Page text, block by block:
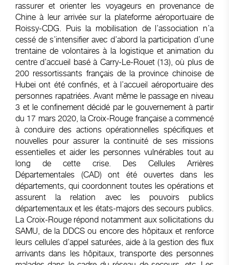
rassurer et orienter les voyageurs en provenance de
Chine à leur arrivée sur la plateforme aéroportuaire de
Roissy-CDG. Puis la mobilisation de l’association n’a
cessé de s’intensifier avec d’abord la participation d’une
trentaine de volontaires à la logistique et animation du
centre d’accueil basé à Carry-Le-Rouet (13), où plus de
200 ressortissants français de la province chinoise de
Hubei ont été confinés, et à l’accueil aéroportuaire des
personnes rapatriées. Avant même le passage en niveau
3 et le confinement décidé par le gouvernement à partir
du 17 mars 2020, la Croix-Rouge française a commencé
à conduire des actions opérationnelles spécifiques et
nouvelles pour assurer la continuité de ses missions
essentielles et aider les personnes vulnérables tout au
long de cette crise. Des Cellules Arrières
Départementales (CAD) ont été ouvertes dans les
départements, qui coordonnent toutes les opérations et
assurent la relation avec les pouvoirs publics
départementaux et les états-majors des secours publics.
La Croix-Rouge répond notamment aux sollicitations du
SAMU, de la DDCS ou encore des hôpitaux et renforce
leurs cellules d’appel saturées, aide à la gestion des flux
arrivants dans les hôpitaux, transporte des personnes